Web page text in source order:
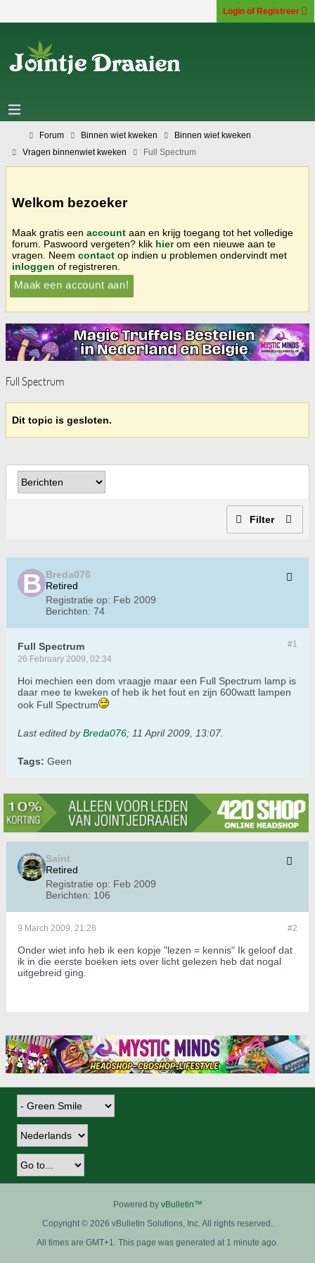
Login of Registreer
Forum Binnen wiet kweken
Binnen wiet kweken
Vragen binnenwiet kweken
Full Spectrum
Welkom bezoeker
Maak gratis een account aan en krijg toegang tot het volledige
forum. Paswoord vergeten? klik hierom een nieuwe aan te
vragen. Neem contact op indien u problemen ondervindt met
inloggen of registreren.
Maak een account aan!
Full Spectrum
Dit topic is gesloten.
Filter
Breda076
Retired
Registratie op: Feb 2009
Berichten: 74
#1
Full Spectrum
26 February 2009, 02:34
Hoi mechien een dom vraagje maar een Full Spectrum lamp is
daar mee te kweken of heb ik het fout en zijn 600watt lampen
ook Full Spectrum
Last edited byBreda076; 11 April 2009, 13:07
Tags: Geen
Saint
Retired
Registratie op: Feb 2009
Berichten: 106
#2
9 March 2009, 21:28
Onder wiet info heb ik een kopje "lezen = kennis" Ik geloof dat
ik in die eerste boeken iets over licht gelezen heb dat nogal
uitgebreid ging.
Powered by vBulletin™
Copyright © 2026 vBulletin Solutions, Inc. All rights reserved.
All times are GMT+1. This page was generated at 1 minute ago.